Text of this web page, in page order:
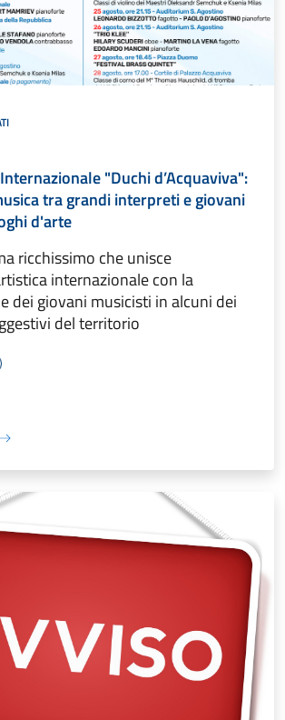
"Duchi d’Acquaviva":
tra grandi interpreti e giovani
d'arte
ricchissimo che unisce
internazionale con la
dei giovani musicisti in alcuni dei
del territorio